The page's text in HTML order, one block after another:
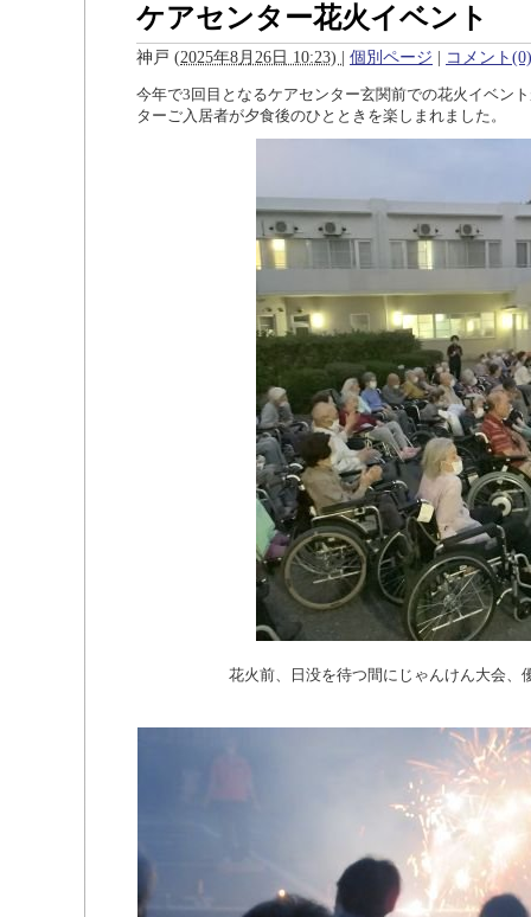
ケアセンター花火イベント
神戸 (2025年8月26日 10:23) | 個別ページ | コメント(0)
今年で3回目となるケアセンター玄関前での花火イベン
ターご入居者が夕食後のひとときを楽しまれました。
花火前、日没を待つ間にじゃんけん大会、